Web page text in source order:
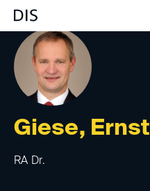
Giese, Ernst
RA Dr.